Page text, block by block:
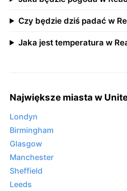
Czy będzie dziś padać w
Jaka jest temperatura w
Największe miasta w
Londyn
Birmingham
Glasgow
Manchester
Sheffield
Leeds